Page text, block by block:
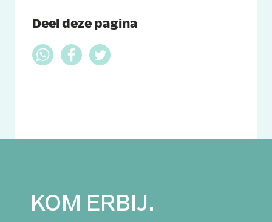
Deel deze pagina
KOM ERBIJ.